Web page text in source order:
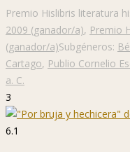
Premio Hislibris literatura
2009 (ganador/a), Premio
(ganador/a)Subgéneros:
Cartago, Publio Cornelio
a. C.
3
6.1